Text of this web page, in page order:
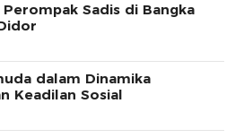
Sadis di Bangka
dalam Dinamika
Keadilan Sosial